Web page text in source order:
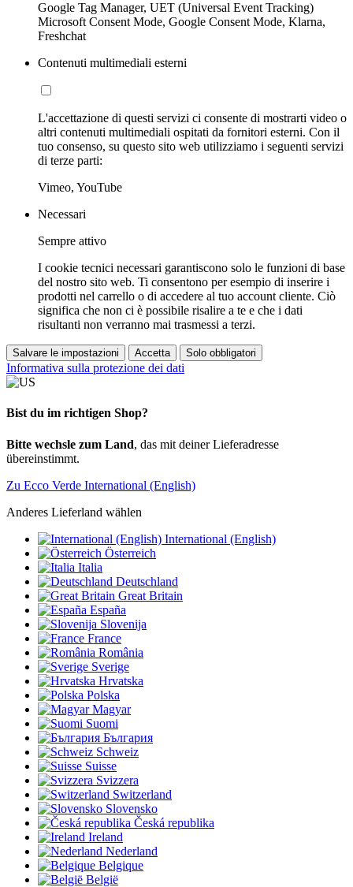
Google Tag Manager, UET (Universal Event Tracking)
Microsoft Consent Mode, Google Consent Mode, Klarna,
Freshchat
Contenuti multimediali esterni
L'accettazione di questi servizi ci consente di mostrarti video o
altri contenuti multimediali ospitati da fornitori esterni. Con il
tuo consenso, su questo sito web utilizziamo i seguenti servizi
di terze parti:
Vimeo, YouTube
Necessari
Sempre attivo
I cookie tecnici necessari garantiscono solo le funzioni di base
del nostro sito web. Ti consentono per esempio di inserire i
prodotti nel carrello o di accedere al tuo account cliente. Ciò
significa che non ci è possibile risalire a te e che i dati
risultanti non verranno mai trasmessi a terzi.
Salvare le impostazioni Accetta Solo obbligatori
Informativa sulla protezione dei dati
Bist du im richtigen Shop?
Bitte wechsle zum Land, das mit deiner Lieferadresse
übereinstimmt.
Zu Ecco Verde International (English)
Anderes Lieferland wählen
International (English)
Österreich
Italia
Deutschland
Great Britain
España
Slovenija
France
România
Sverige
Hrvatska
Polska
Magyar
Suomi
България
Schweiz
Suisse
Svizzera
Switzerland
Slovensko
Česká republika
Ireland
Nederland
Belgique
België